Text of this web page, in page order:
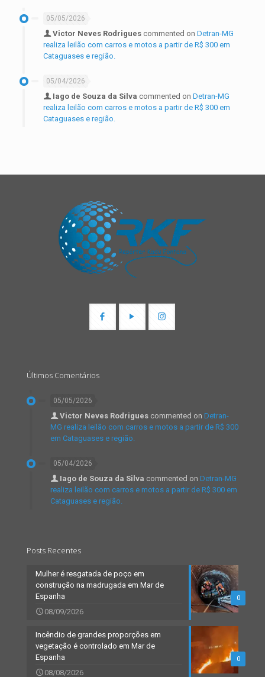
05/05/2026
Victor Neves Rodrigues commented on Detran-MG
realiza leilão com carros e motos a partir de R$ 300 em
Cataguases e região.
05/04/2026
Iago de Souza da Silva commented on Detran-MG
realiza leilão com carros e motos a partir de R$ 300 em
Cataguases e região.
Últimos Comentários
05/05/2026
Victor Neves Rodrigues commented on Detran-
MG realiza leilão com carros e motos a partir de R$ 300
em Cataguases e região.
05/04/2026
Iago de Souza da Silva commented on Detran-MG
realiza leilão com carros e motos a partir de R$ 300 em
Cataguases e região.
Posts Recentes
0
Mulher é resgatada de poço em
construção na madrugada em Mar de
Espanha
08/09/2026
0
Incêndio de grandes proporções em
vegetação é controlado em Mar de
Espanha
08/08/2026